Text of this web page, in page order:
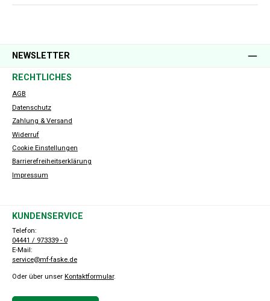
NEWSLETTER
RECHTLICHES
AGB
Datenschutz
Zahlung & Versand
Widerruf
Cookie Einstellungen
Barrierefreiheitserklärung
Impressum
KUNDENSERVICE
Telefon:
04441 / 973339 - 0
E-Mail:
service@mf-faske.de
Oder über unser Kontaktformular.